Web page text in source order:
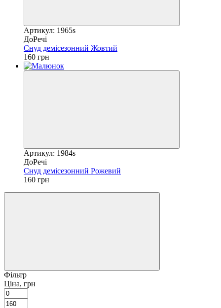
Артикул: 1965s
ДоРечі
Снуд демісезонний Жовтий
160 грн
Артикул: 1984s
ДоРечі
Снуд демісезонний Рожевий
160 грн
Фільтр
Ціна, грн